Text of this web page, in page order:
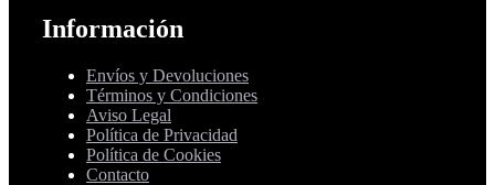
Información
Envíos y Devoluciones
Términos y Condiciones
Aviso Legal
Política de Privacidad
Política de Cookies
Contacto